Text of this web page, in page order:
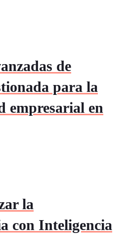
de
para la
empresarial en
la
con Inteligencia